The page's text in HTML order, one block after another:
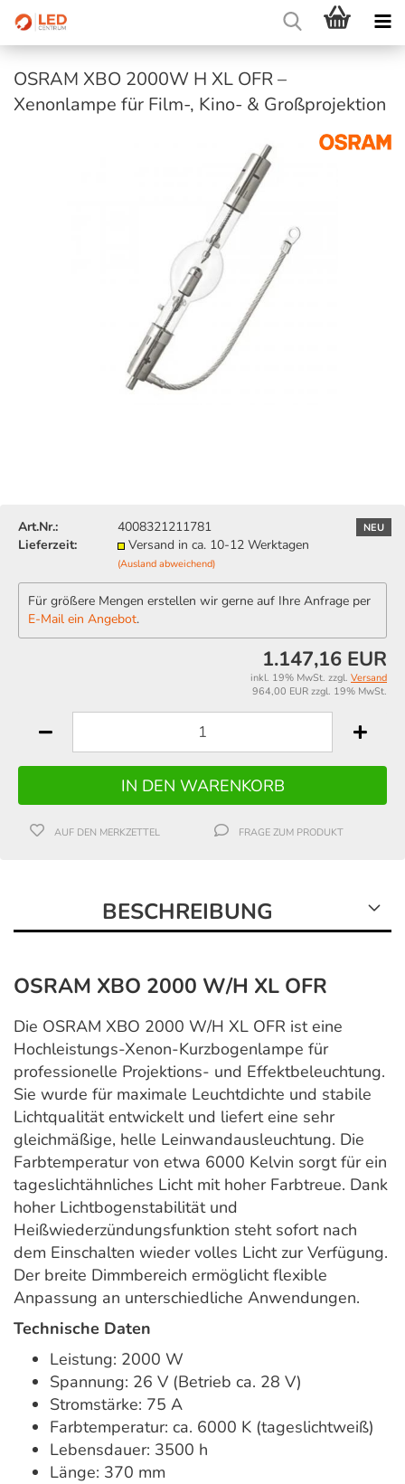
OSRAM XBO 2000W H XL OFR –
Xenonlampe für Film-, Kino- & Großprojektion
NEU
Art.Nr.:
4008321211781
Lieferzeit:
Versand in ca. 10-12 Werktagen
(Ausland abweichend)
Für größere Mengen erstellen wir gerne auf Ihre Anfrage per
E-Mail ein Angebot.
1.147,16 EUR
inkl. 19% MwSt. zzgl. Versand
964,00 EUR zzgl. 19% MwSt.
AUF DEN MERKZETTEL FRAGE ZUM PRODUKT
BESCHREIBUNG
OSRAM XBO 2000 W/H XL OFR
Die OSRAM XBO 2000 W/H XL OFR ist eine
Hochleistungs-Xenon-Kurzbogenlampe für
professionelle Projektions- und Effektbeleuchtung.
Sie wurde für maximale Leuchtdichte und stabile
Lichtqualität entwickelt und liefert eine sehr
gleichmäßige, helle Leinwandausleuchtung. Die
Farbtemperatur von etwa 6000 Kelvin sorgt für ein
tageslichtähnliches Licht mit hoher Farbtreue. Dank
hoher Lichtbogenstabilität und
Heißwiederzündungsfunktion steht sofort nach
dem Einschalten wieder volles Licht zur Verfügung.
Der breite Dimmbereich ermöglicht flexible
Anpassung an unterschiedliche Anwendungen.
Technische Daten
Leistung: 2000 W
Spannung: 26 V (Betrieb ca. 28 V)
Stromstärke: 75 A
Farbtemperatur: ca. 6000 K (tageslichtweiß)
Lebensdauer: 3500 h
Länge: 370 mm